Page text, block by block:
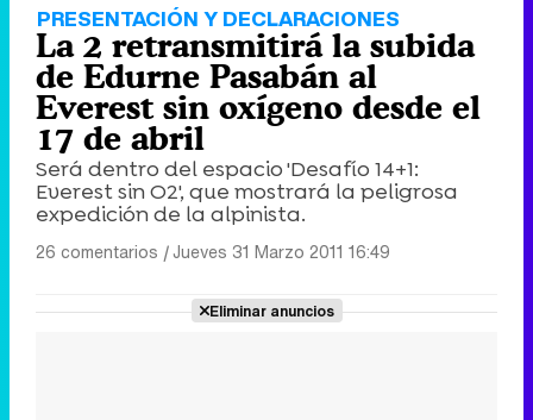
PRESENTACIÓN Y DECLARACIONES
La 2 retransmitirá la subida
de Edurne Pasabán al
Everest sin oxígeno desde el
17 de abril
Será dentro del espacio 'Desafío 14+1:
Everest sin O2', que mostrará la peligrosa
expedición de la alpinista.
26 comentarios |Jueves 31 Marzo 2011 16:49
Eliminar anuncios